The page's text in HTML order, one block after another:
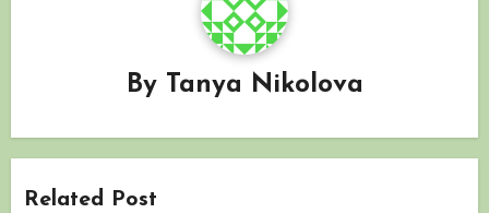
By Tanya Nikolova
Related Post